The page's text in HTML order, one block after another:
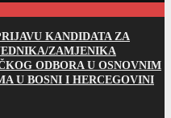
KANDIDATA ZA
ZAMJENIKA
ODBORA U OSNOVNIM
U BOSNI I HERCEGOVINI